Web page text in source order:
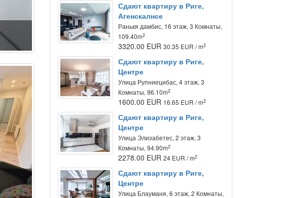
Сдают квартиру в Риге,
Агенскалнсе
Ранькя дамбис, 16 этаж, 3 Комнаты,
109.40m2
3320.00 EUR30.35 EUR / m2
Сдают квартиру в Риге,
Центре
Улица Рупниецибас, 4 этаж, 3
Комнаты, 96.10m2
1600.00 EUR 16.65 EUR / m2
Сдают квартиру в Риге,
Центре
Улица Элизабетес, 2 этаж, 3
Комнаты, 94.90m2
2278.00 EUR24 EUR / m2
Сдают квартиру в Риге,
Центре
Улица Блауманя, 6 этаж, 2 Комнаты,